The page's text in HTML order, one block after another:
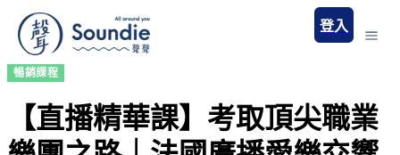
登入
暢銷課程
【直播精華課】考取頂尖職業